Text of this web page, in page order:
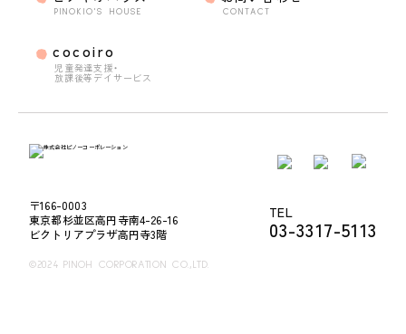
〒166-0003
東京都杉並区高円寺南4-26-16
ビクトリアプラザ高円寺3階
TEL
03-3317-5113
©2024 PINOH CORPORATION CO.,LTD.
PINOKIO'S HOUSE
cocoiro
児童発達支援・
放課後等デイサービス
CONTACT